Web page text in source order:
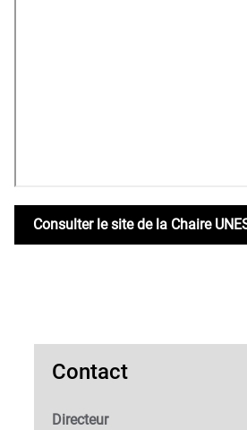
Consulter le site de la Chaire
Contact
Directeur